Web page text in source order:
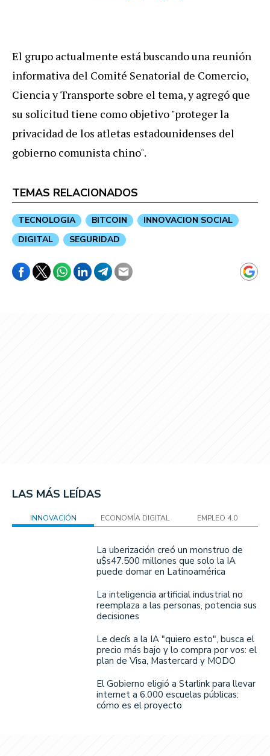
El grupo actualmente está buscando una reunión
informativa del Comité Senatorial de Comercio,
Ciencia y Transporte sobre el tema, y agregó que
su solicitud tiene como objetivo "proteger la
privacidad de los atletas estadounidenses del
gobierno comunista chino".
TEMAS RELACIONADOS
TECNOLOGIA BITCOIN
INNOVACION SOCIAL
DIGITAL
SEGURIDAD
LAS MÁS LEÍDAS
INNOVACIÓN ECONOMÍA DIGITAL EMPLEO 4.0
La uberización creó un monstruo de
u$s47.500 millones que solo la IA
puede domar en Latinoamérica
La inteligencia artificial industrial no
reemplaza a las personas, potencia sus
decisiones
Le decís a la IA "quiero esto", busca el
precio más bajo y lo compra por vos: el
plan de Visa, Mastercard y MODO
El Gobierno eligió a Starlink para llevar
internet a 6.000 escuelas públicas:
cómo es el proyecto